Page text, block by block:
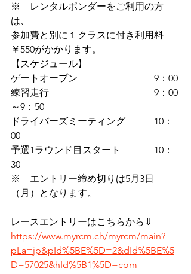
※　レンタルポンダーをご利用の方
は、
参加費と別に１クラスに付き利用料
￥550がかかります。
【スケジュール】
ゲートオープン　　　　　　　　9：00
練習走行　　　　　　　　　　　9：00
～9：50
ドライバーズミーティング　　　10：
00
予選1ラウンド目スタート　　 　 10：
30
※　エントリー締め切りは5月3日
（月）となります。
レースエントリーはこちらから⇓
https://www.myrcm.ch/myrcm/main?
pLa=jp&pId%5BE%5D=2&dId%5BE%5
D=57025&hId%5B1%5D=com